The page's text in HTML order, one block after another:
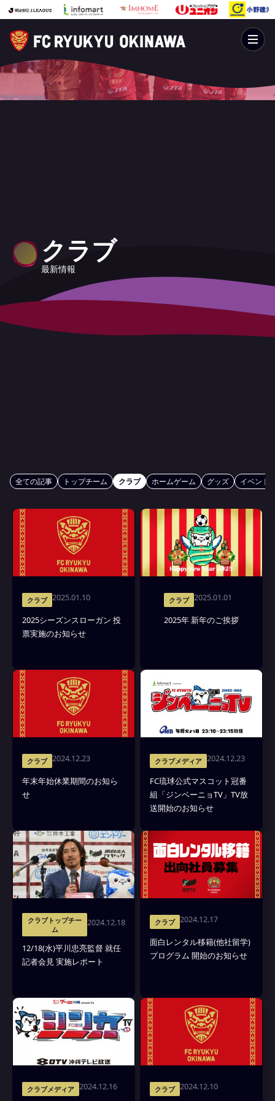
クラブ
最新情報
全ての記事 トップチーム クラブ ホームゲーム グッズ イベント
クラブ 2025.01.10
2025シーズンスローガン 投
票実施のお知らせ
クラブ 2025.01.01
2025年 新年のご挨拶
クラブ 2024.12.23
年末年始休業期間のお知ら
せ
クラブメディア 2024.12.23
FC琉球公式マスコット冠番
組「ジンベーニョTV」TV放
送開始のお知らせ
クラブトップチー
ム
2024.12.18
12/18(水)平川忠亮監督 就任
記者会見 実施レポート
クラブ 2024.12.17
面白レンタル移籍(他社留学)
プログラム 開始のお知らせ
クラブメディア 2024.12.16 クラブ 2024.12.10